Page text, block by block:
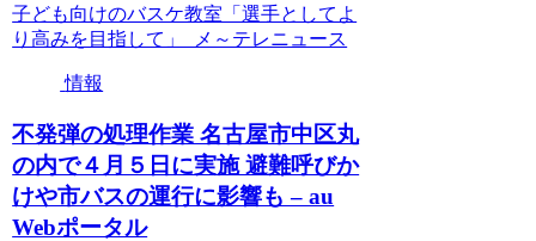
子ども向けのバスケ教室「選手としてよ
り高みを目指して」 メ～テレニュース
情報
不発弾の処理作業 名古屋市中区丸
の内で４月５日に実施 避難呼びか
けや市バスの運行に影響も – au
Webポータル